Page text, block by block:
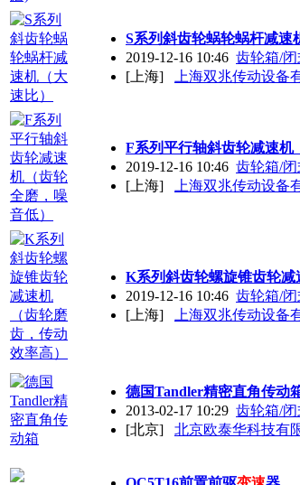
S系列斜齿轮蜗轮蜗杆减速
2019-12-16 10:46 齿轮箱/
[上海]
上海双兆传动设备
F系列平行轴斜齿轮减速机
2019-12-16 10:46 齿轮箱/
[上海]
上海双兆传动设备
K系列斜齿轮螺旋锥齿轮减
2019-12-16 10:46 齿轮箱/
[上海]
上海双兆传动设备
德国Tandler精密直角传动
2013-02-17 10:29 齿轮箱/
[北京]
北京欧泰华科技有